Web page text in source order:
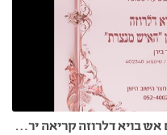
מוזיאון חצר הישוב הישן - עם שלום אש בויא דלרוזה קריאה ירושלמית ברומן האיש מנצרת יעד בירן 6.6.25